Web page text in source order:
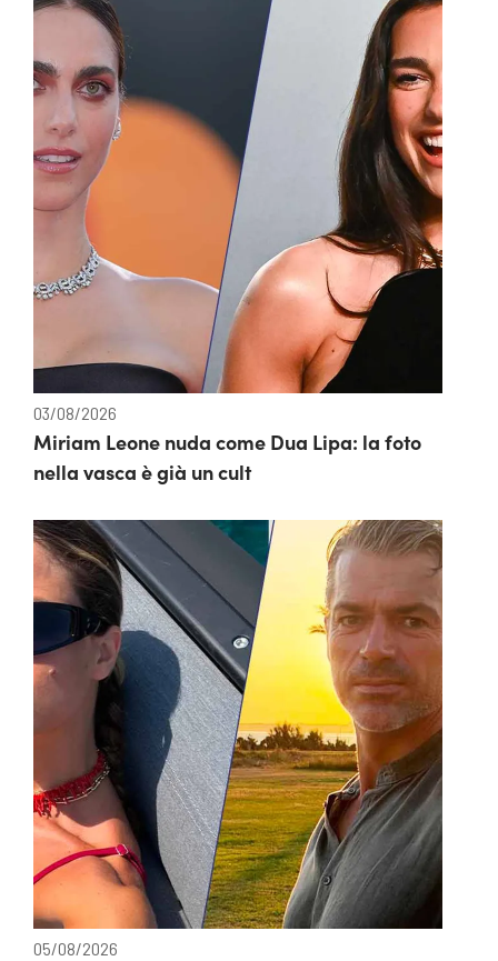
03/08/2026
Miriam Leone nuda come Dua Lipa: la foto
nella vasca è già un cult
05/08/2026